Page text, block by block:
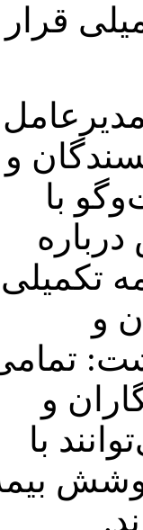
قرار
و
با
تکمیلی
و
و
با